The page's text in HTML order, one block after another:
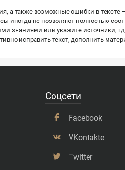
а также возможные ошибки в
иногда не позволяют полностью
знаниями или укажите источники,
исправить текст, дополнить
Соцсети
Facebook
VKontakte
Twitter